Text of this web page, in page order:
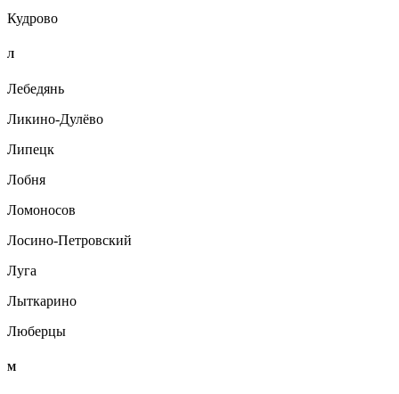
Кудрово
Л
Лебедянь
Ликино-Дулёво
Липецк
Лобня
Ломоносов
Лосино-Петровский
Луга
Лыткарино
Люберцы
М